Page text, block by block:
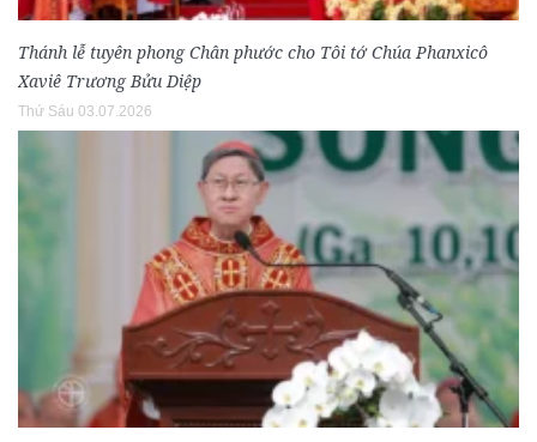
Thánh lễ tuyên phong Chân phước cho Tôi tớ Chúa Phanxicô
Xaviê Trương Bửu Diệp
Thứ Sáu 03.07.2026